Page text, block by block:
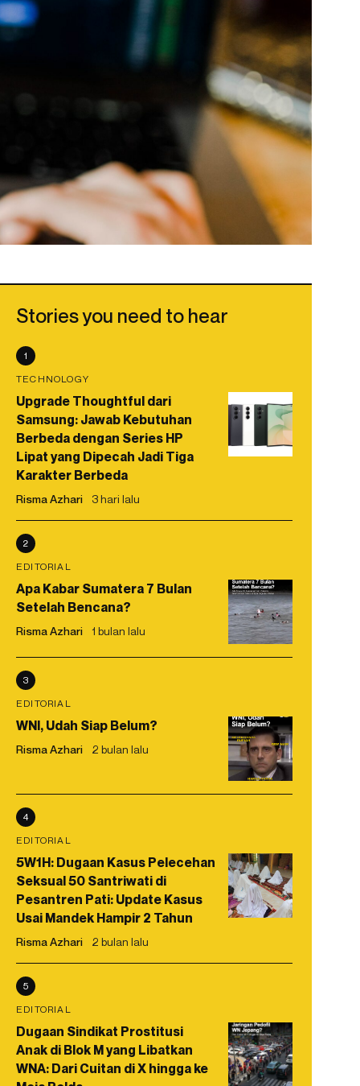
Stories you need to hear
1
TECHNOLOGY
Upgrade Thoughtful dari
Samsung: Jawab Kebutuhan
Berbeda dengan Series HP
Lipat yang Dipecah Jadi Tiga
Karakter Berbeda
Risma Azhari 3 hari lalu
2
EDITORIAL
Apa Kabar Sumatera 7 Bulan
Setelah Bencana?
Risma Azhari 1 bulan lalu
3
EDITORIAL
WNI, Udah Siap Belum?
Risma Azhari 2 bulan lalu
4
EDITORIAL
5W1H: Dugaan Kasus Pelecehan
Seksual 50 Santriwati di
Pesantren Pati: Update Kasus
Usai Mandek Hampir 2 Tahun
Risma Azhari 2 bulan lalu
5
EDITORIAL
Dugaan Sindikat Prostitusi
Anak di Blok M yang Libatkan
WNA: Dari Cuitan di X hingga ke